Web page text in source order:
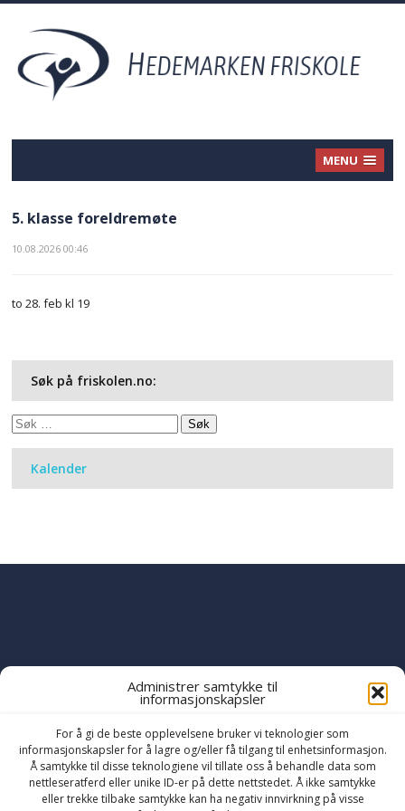
Administrer samtykke til
informasjonskapsler
For å gi de beste opplevelsene bruker vi teknologier som
informasjonskapsler for å lagre og/eller få tilgang til enhetsinformasjon.
Å samtykke til disse teknologiene vil tillate oss å behandle data som
nettleseratferd eller unike ID-er på dette nettstedet. Å ikke samtykke
eller trekke tilbake samtykke kan ha negativ innvirkning på visse
MENU
5. klasse foreldremøte
10.08.2026 00:46
to 28. feb kl 19
Søk på friskolen.no:
Søk
Kalender
OF MINISTRIES